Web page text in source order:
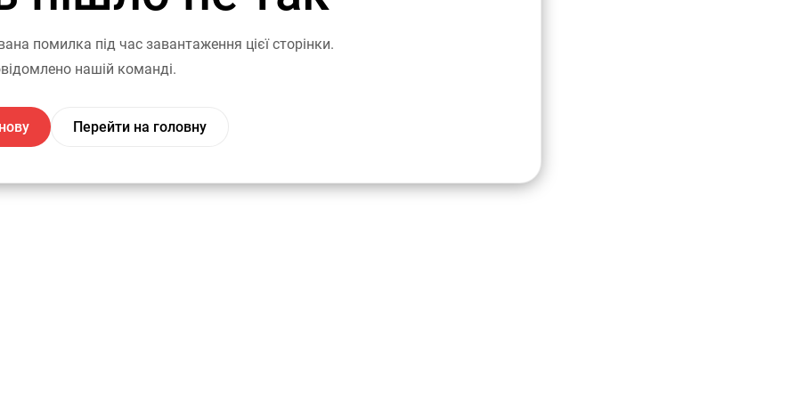
помилка під час завантаження цієї сторінки.
нашій команді.
Перейти на головну